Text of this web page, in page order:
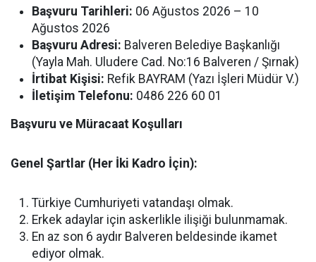
Başvuru Tarihleri: 06 Ağustos 2026 – 10
Ağustos 2026
Başvuru Adresi: Balveren Belediye Başkanlığı
(Yayla Mah. Uludere Cad. No:16 Balveren / Şırnak)
İrtibat Kişisi: Refik BAYRAM (Yazı İşleri Müdür V.)
İletişim Telefonu: 0486 226 60 01
Başvuru ve Müracaat Koşulları
Genel Şartlar (Her İki Kadro İçin):
Türkiye Cumhuriyeti vatandaşı olmak.
Erkek adaylar için askerlikle ilişiği bulunmamak.
En az son 6 aydır Balveren beldesinde ikamet
ediyor olmak.